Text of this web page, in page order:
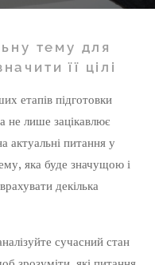
тему для
її цілі
етапів підготовки
не лише зацікавлює
актуальні питання у
яка буде значущою і
декілька
сучасний стан